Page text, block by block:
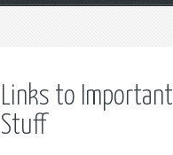
Links to Important
Stuff